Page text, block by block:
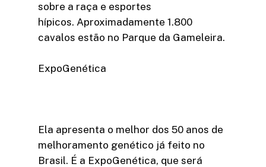
sobre a raça e esportes
hípicos. Aproximadamente 1.800
cavalos estão no Parque da Gameleira.
ExpoGenética
Ela apresenta o melhor dos 50 anos de
melhoramento genético já feito no
Brasil. É a ExpoGenética, que será